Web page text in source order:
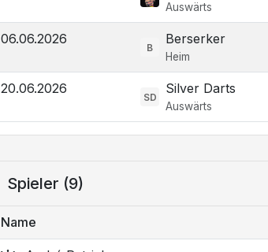
Auswärts
06.06.2026
B
Berserker
Heim
20.06.2026
SD
Silver Darts
Auswärts
Spieler (9)
Name